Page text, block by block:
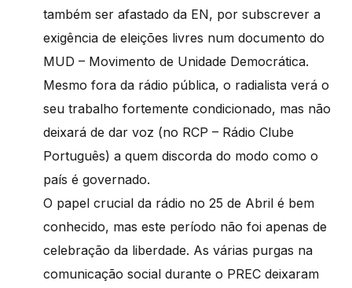
também ser afastado da EN, por subscrever a
exigência de eleições livres num documento do
MUD – Movimento de Unidade Democrática.
Mesmo fora da rádio pública, o radialista verá o
seu trabalho fortemente condicionado, mas não
deixará de dar voz (no RCP – Rádio Clube
Português) a quem discorda do modo como o
país é governado.
O papel crucial da rádio no 25 de Abril é bem
conhecido, mas este período não foi apenas de
celebração da liberdade. As várias purgas na
comunicação social durante o PREC deixaram